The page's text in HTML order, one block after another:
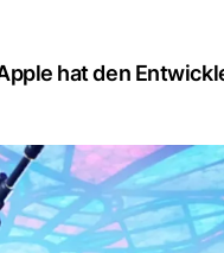
hat den